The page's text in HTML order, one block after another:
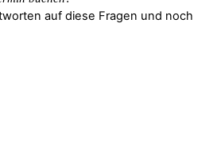
auf diese Fragen und noch